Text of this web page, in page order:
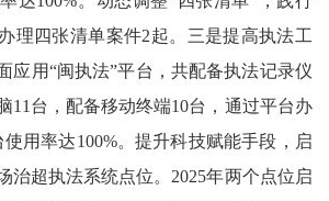
理四张清单案件2起。三是提高执法工
应用“闽执法”平台，共配备执法记录仪
11台，配备移动终端10台，通过平台办
用率达100%。提升科技赋能手段，启
治超执法系统点位。2025年两个点位启